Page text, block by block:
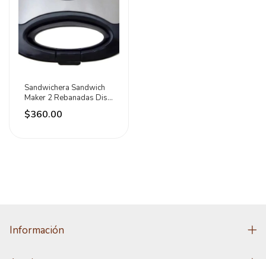
Sandwichera Sandwich
Maker 2 Rebanadas Disa
Home Negro
$360.00
Información